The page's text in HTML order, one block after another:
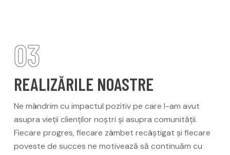
03
REALIZĂRILE NOASTRE
Ne mândrim cu impactul pozitiv pe care l-am avut
asupra vieții clienților noștri și asupra comunității.
Fiecare progres, fiecare zâmbet recâștigat și fiecare
poveste de succes ne motivează să continuăm cu